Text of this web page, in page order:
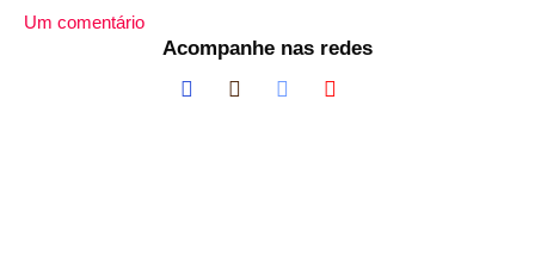
Um comentário
Acompanhe nas redes